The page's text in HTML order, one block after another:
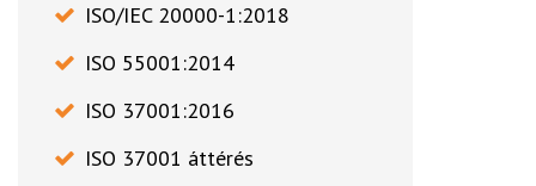
ISO/IEC 20000-1:2018
ISO 55001:2014
ISO 37001:2016
ISO 37001 áttérés